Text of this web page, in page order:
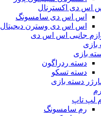
اس دی اکسترنال
اس اس دی سامسونگ
اس اس دی وسترن دیجیتال
جانبی اس اس دی
بازی
بازی
دسته ردراگون
دسته تسکو
دسته بازی
لپ تاپ
رم سامسونگ